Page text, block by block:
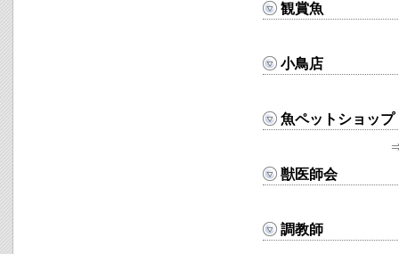
観賞魚
小鳥店
魚ペットショップ
獣医師会
調教師